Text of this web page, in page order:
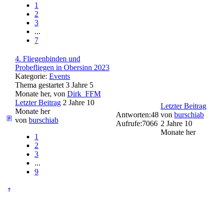
1
2
3
...
7
4. Fliegenbinden und
Probefliegen in Obersinn 2023
Kategorie: Events
Thema gestartet 3 Jahre 5
Monate her, von Dirk_FFM
Letzter Beitrag 2 Jahre 10
Monate her
von burschiab
1
2
3
...
9
Antworten:48
Aufrufe:7066
Letzter Beitrag
von burschiab
2 Jahre 10
Monate her